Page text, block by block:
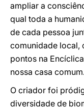
ampliar a
qual toda a
de cada pessoa
comunidade local,
pontos na Encíclica
nossa casa
O criador foi
diversidade de